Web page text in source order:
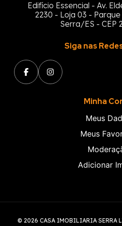
Edifício Essencial - Av.
2230 - Loja 03 -
Serra/ES - CEP
Minha
Meus
Meus
Adicionar
Siga nas
© 2026 CASA IMOBILIARIA SERRA